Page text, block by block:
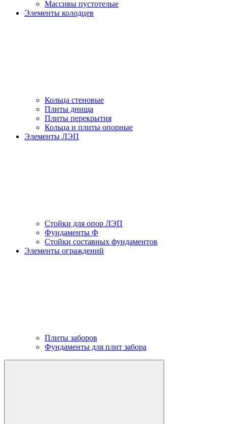
Массивы пустотелые
Элементы колодцев
Кольца стеновые
Плиты днища
Плиты перекрытия
Кольца и плиты опорные
Элементы ЛЭП
Стойки для опор ЛЭП
Фундаменты Ф
Стойки составных фундаментов
Элементы ограждений
Плиты заборов
Фундаменты для плит забора